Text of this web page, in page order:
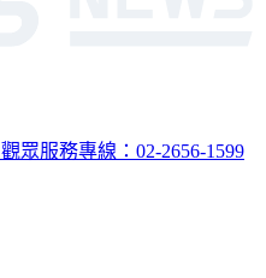
觀眾服務專線：02-2656-1599